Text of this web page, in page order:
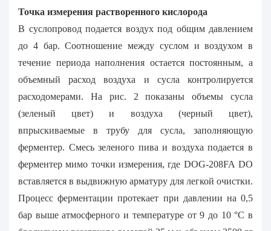
Точка измерения растворенного кислорода
В суслопровод подается воздух под общим давлением
до 4 бар. Соотношение между суслом и воздухом в
течение периода наполнения остается постоянным, а
объемный расход воздуха и сусла контролируется
расходомерами. На рис. 2 показаны объемы сусла
(зеленый цвет) и воздуха (черный цвет),
впрыскиваемые в трубу для сусла, заполняющую
ферментер. Смесь зеленого пива и воздуха подается в
ферментер мимо точки измерения, где DOG-208FA DO
вставляется в выдвижную арматуру для легкой очистки.
Процесс ферментации протекает при давлении на 0,5
бар выше атмосферного и температуре от 9 до 10 °C в